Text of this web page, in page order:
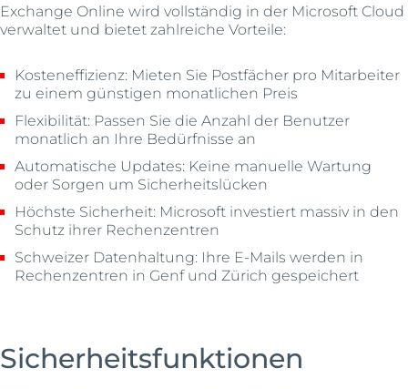
Exchange Online wird vollständig in der Microsoft Cloud
verwaltet und bietet zahlreiche Vorteile:
Kosteneffizienz: Mieten Sie Postfächer pro Mitarbeiter
zu einem günstigen monatlichen Preis
Flexibilität: Passen Sie die Anzahl der Benutzer
monatlich an Ihre Bedürfnisse an
Automatische Updates: Keine manuelle Wartung
oder Sorgen um Sicherheitslücken
Höchste Sicherheit: Microsoft investiert massiv in den
Schutz ihrer Rechenzentren
Schweizer Datenhaltung: Ihre E-Mails werden in
Rechenzentren in Genf und Zürich gespeichert
Sicherheitsfunktionen